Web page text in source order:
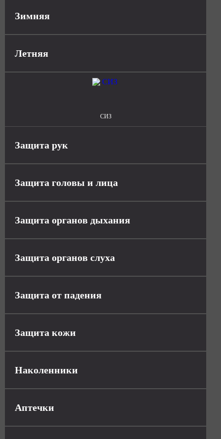
Зимняя
Летняя
СИЗ
Защита рук
Защита головы и лица
Защита органов дыхания
Защита органов слуха
Защита от падения
Защита кожи
Наколенники
Аптечки